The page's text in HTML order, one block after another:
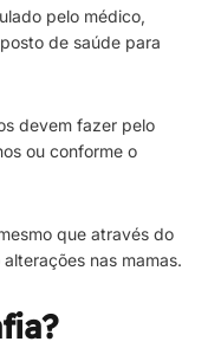
pelo médico,
de saúde para
devem fazer pelo
ou conforme o
que através do
nas mamas.